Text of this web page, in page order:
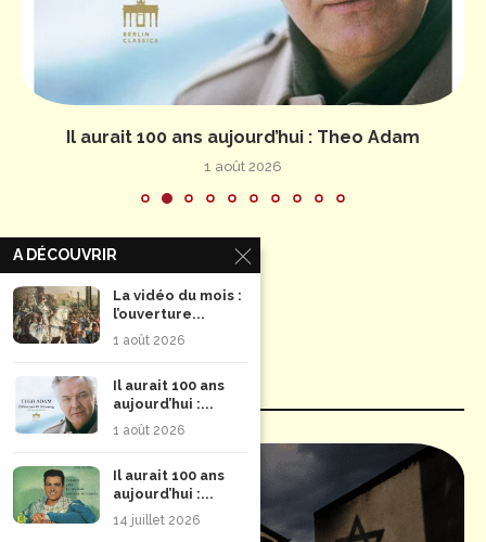
Il aurait 100 ans aujourd’hui : Theo Adam
1 août 2026
HUMEURS
A DÉCOUVRIR
La vidéo du mois :
l’ouverture...
1 août 2026
Il aurait 100 ans
aujourd’hui :...
1 août 2026
Il aurait 100 ans
aujourd’hui :...
14 juillet 2026